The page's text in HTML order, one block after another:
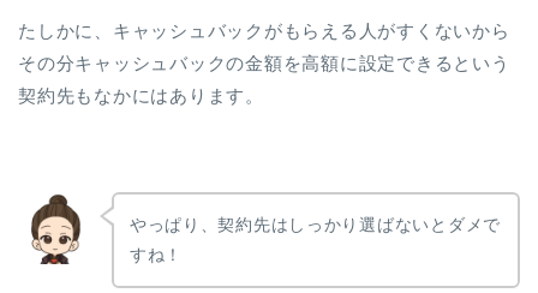
たしかに、キャッシュバックがもらえる人がすくないから
その分キャッシュバックの金額を高額に設定できるという
契約先もなかにはあります。
やっぱり、契約先はしっかり選ばないとダメで
すね！